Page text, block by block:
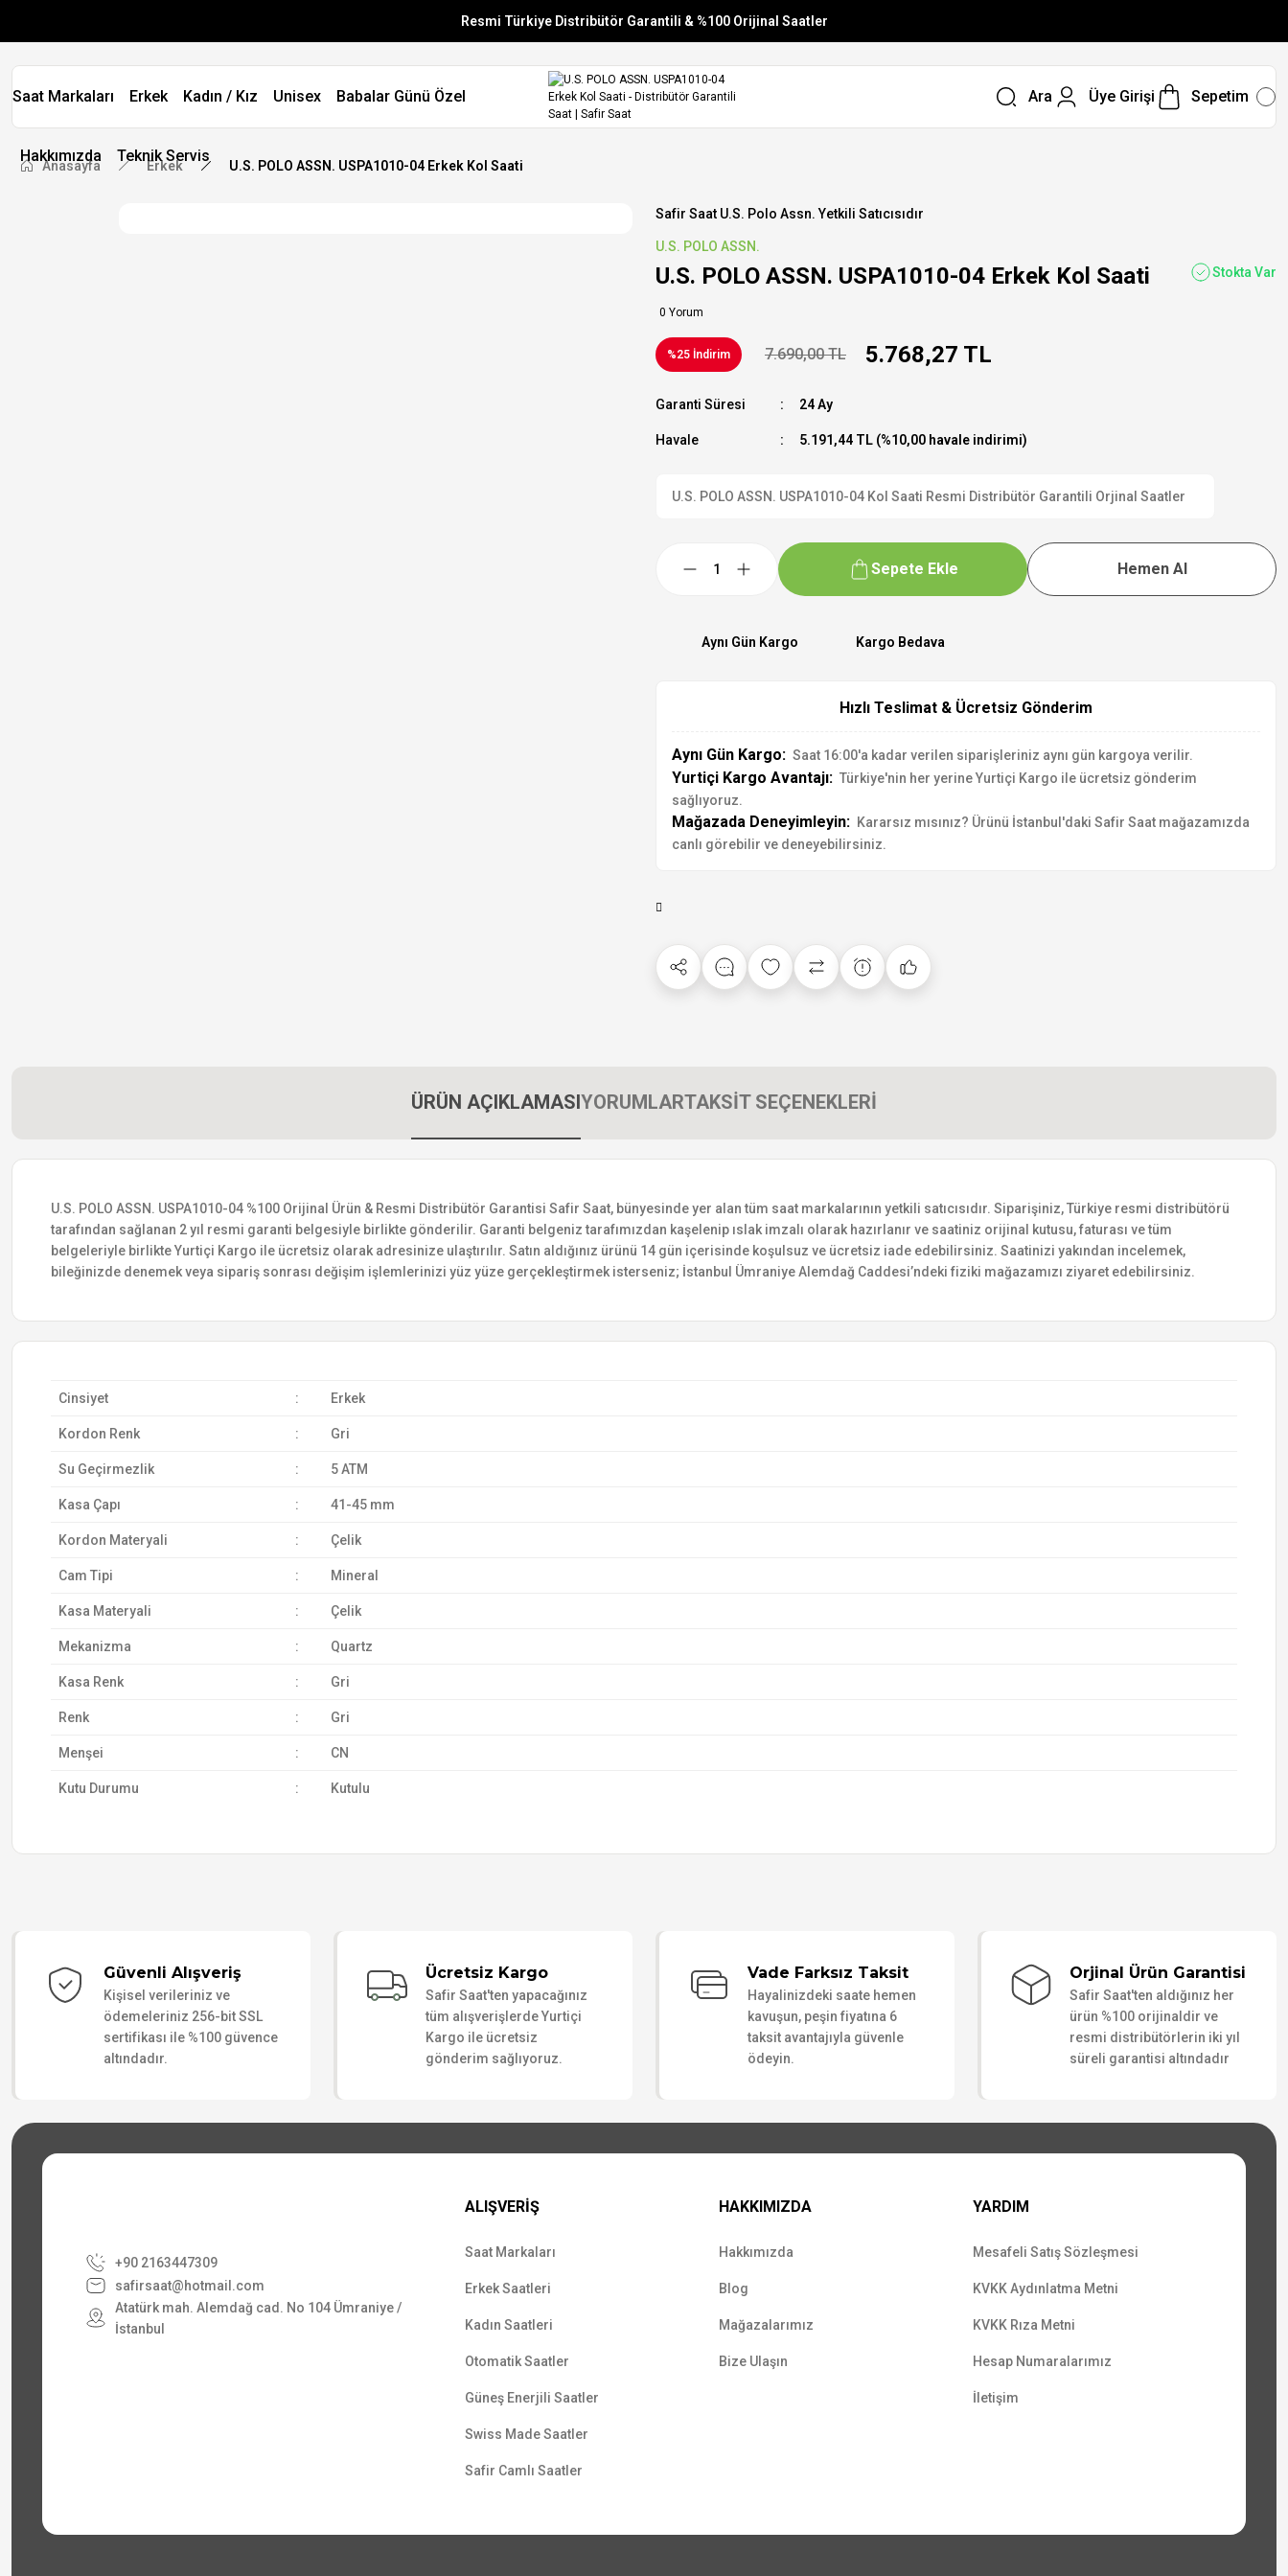
Resmi Türkiye Distribütör Garantili & %100 Orijinal Saatler
Vade Farksız 6 Taksit
Aynı Gün Stoktan Gönderim
Saat Markaları Erkek Kadın / Kız Unisex Babalar Günü Özel
Hakkımızda Teknik Servis
Ara Üye Girişi Sepetim
Anasayfa Erkek U.S. POLO ASSN. USPA1010-04 Erkek Kol Saati
Safir Saat U.s. Polo Assn. Yetkili Satıcısıdır
U.S. POLO ASSN.
U.S. POLO ASSN. USPA1010-04 Erkek Kol Saati
0 Yorum
Stokta Var
%25 İndirim 7.690,00 TL 5.768,27 TL
Garanti Süresi 24 Ay
Havale 5.191,44 TL (%10,00 havale indirimi)
U.S. POLO ASSN. USPA1010-04 Kol Saati Resmi Distribütör Garantili Orjinal Saatler
Sepete Ekle Hemen Al
Aynı Gün Kargo Kargo Bedava
Hızlı Teslimat & Ücretsiz Gönderim
Aynı Gün Kargo: Saat 16:00'a kadar verilen siparişleriniz aynı gün kargoya verilir.
Yurtiçi Kargo Avantajı: Türkiye'nin her yerine Yurtiçi Kargo ile ücretsiz gönderim
sağlıyoruz.
Mağazada Deneyimleyin: Kararsız mısınız? Ürünü İstanbul'daki Safir Saat mağazamızda
canlı görebilir ve deneyebilirsiniz.
ÜRÜN AÇIKLAMASIYORUMLARTAKSİT SEÇENEKLERİ
U.S. POLO ASSN. USPA1010-04 %100 Orijinal Ürün & Resmi Distribütör Garantisi Safir Saat, bünyesinde yer alan tüm saat markalarının yetkili satıcısıdır. Siparişiniz, Türkiye resmi distribütörü
tarafından sağlanan 2 yıl resmi garanti belgesiyle birlikte gönderilir. Garanti belgeniz tarafımızdan kaşelenip ıslak imzalı olarak hazırlanır ve saatiniz orijinal kutusu, faturası ve tüm
belgeleriyle birlikte Yurtiçi Kargo ile ücretsiz olarak adresinize ulaştırılır. Satın aldığınız ürünü 14 gün içerisinde koşulsuz ve ücretsiz iade edebilirsiniz. Saatinizi yakından incelemek,
bileğinizde denemek veya sipariş sonrası değişim işlemlerinizi yüz yüze gerçekleştirmek isterseniz; İstanbul Ümraniye Alemdağ Caddesi’ndeki fiziki mağazamızı ziyaret edebilirsiniz.
Cinsiyet : Erkek
Kordon Renk : Gri
Su Geçirmezlik : 5 ATM
Kasa Çapı : 41-45 mm
Kordon Materyali : Çelik
Cam Tipi : Mineral
Kasa Materyali : Çelik
Mekanizma : Quartz
Kasa Renk : Gri
Renk : Gri
Menşei : CN
Kutu Durumu : Kutulu
Güvenli Alışveriş
Kişisel verileriniz ve
ödemeleriniz 256-bit SSL
sertifikası ile %100 güvence
altındadır.
Ücretsiz Kargo
Safir Saat'ten yapacağınız
tüm alışverişlerde Yurtiçi
Kargo ile ücretsiz
gönderim sağlıyoruz.
Vade Farksız Taksit
Hayalinizdeki saate hemen
kavuşun, peşin fiyatına 6
taksit avantajıyla güvenle
ödeyin.
Orjinal Ürün Garantisi
Safir Saat'ten aldığınız her
ürün %100 orijinaldir ve
resmi distribütörlerin iki yıl
süreli garantisi altındadır
+90 2163447309
safirsaat@hotmail.com
Atatürk mah. Alemdağ cad. No 104 Ümraniye /
İstanbul
ALIŞVERİŞ
Saat Markaları
Erkek Saatleri
Kadın Saatleri
Otomatik Saatler
Güneş Enerjili Saatler
Swiss Made Saatler
Safir Camlı Saatler
HAKKIMIZDA
Hakkımızda
Blog
Mağazalarımız
Bize Ulaşın
YARDIM
Mesafeli Satış Sözleşmesi
KVKK Aydınlatma Metni
KVKK Rıza Metni
Hesap Numaralarımız
İletişim